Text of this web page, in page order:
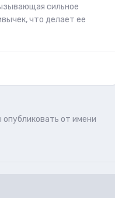
сильное
что делает ее
опубликовать от имени